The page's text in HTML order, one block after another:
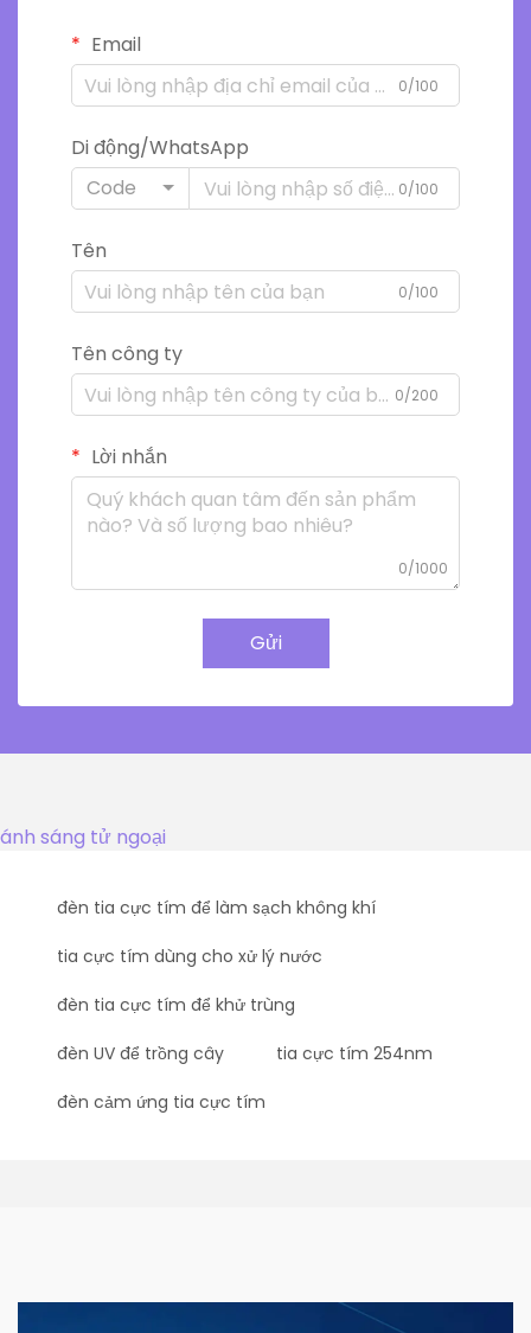
Email
0/100
Di động/WhatsApp
Code
0/100
Tên
0/100
Tên công ty
0/200
Lời nhắn
0/1000
Gửi
ánh sáng tử ngoại
đèn tia cực tím để làm sạch không khí
tia cực tím dùng cho xử lý nước
đèn tia cực tím để khử trùng
đèn UV để trồng cây tia cực tím 254nm
đèn cảm ứng tia cực tím